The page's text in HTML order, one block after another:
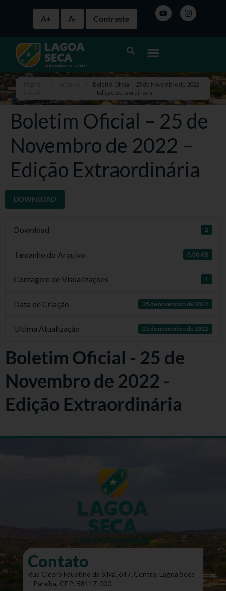
A+ A- Contraste
Boletim Oficial – 25 de Novembro de 2022
– Edição Extraordinária
Boletim Oficial – 25 de
Novembro de 2022 –
Edição Extraordinária
DOWNLOAD
Download 2
Tamanho do Arquivo 0.00 KB
Contagem de Visualizações 1
Data de Criação 25 de novembro de 2022
Ultima Atualização 25 de novembro de 2022
Boletim Oficial - 25 de
Novembro de 2022 -
Edição Extraordinária
Contato
Rua Cícero Faustino da Silva, 647, Centro, Lagoa Seca
– Paraíba. CEP: 58117-000